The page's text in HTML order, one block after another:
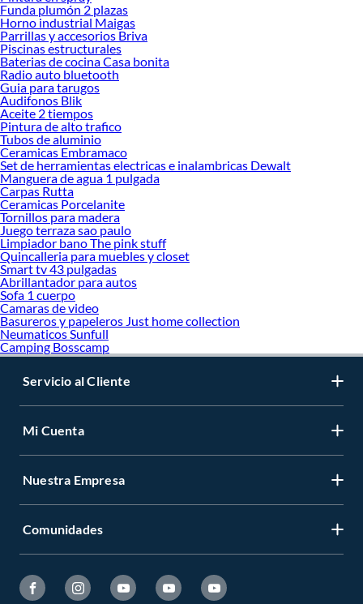
Funda plumón 2 plazas
Horno industrial Maigas
Parrillas y accesorios Briva
Piscinas estructurales
Baterias de cocina Casa bonita
Radio auto bluetooth
Guia para tarugos
Audifonos Blik
Aceite 2 tiempos
Pintura de alto trafico
Tubos de aluminio
Ceramicas Embramaco
Set de herramientas electricas e inalambricas Dewalt
Manguera de agua 1 pulgada
Carpas Rutta
Ceramicas Porcelanite
Tornillos para madera
Juego terraza sao paulo
Limpiador bano The pink stuff
Quincalleria para muebles y closet
Smart tv 43 pulgadas
Abrillantador para autos
Sofa 1 cuerpo
Camaras de video
Basureros y papeleros Just home collection
Neumaticos Sunfull
Camping Bosscamp
Servicio al Cliente
Mi Cuenta
Nuestra Empresa
Comunidades